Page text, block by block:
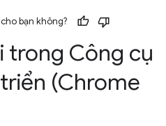
bạn không?
trong Công cụ
(Chrome